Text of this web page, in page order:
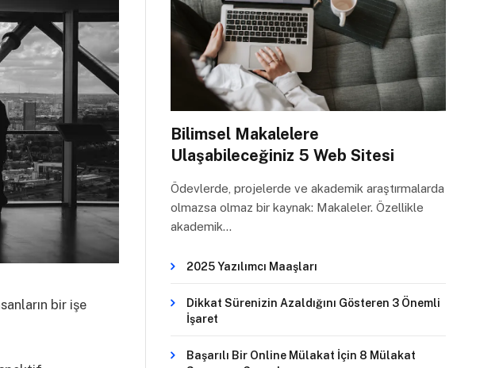
bir işe
Bilimsel Makalelere
Ulaşabileceğiniz 5 Web Sitesi
Ödevlerde, projelerde ve akademik araştırmalarda
olmazsa olmaz bir kaynak: Makaleler. Özellikle
akademik…
2025 Yazılımcı Maaşları
Dikkat Sürenizin Azaldığını Gösteren 3 Önemli
İşaret
Başarılı Bir Online Mülakat İçin 8 Mülakat